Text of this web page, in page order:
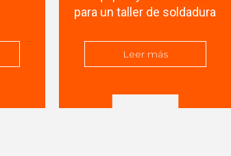
para un taller de soldadura
Leer más